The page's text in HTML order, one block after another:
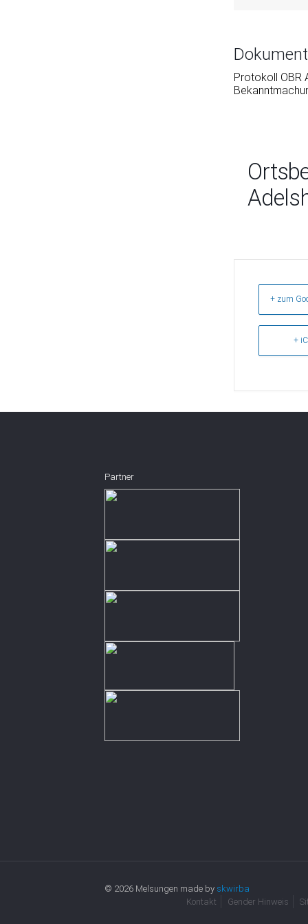
Protokoll OBR
+ zum
+
Partner
© 2026 Melsungen made by skwirba
Kontakt
Gender Hinweis